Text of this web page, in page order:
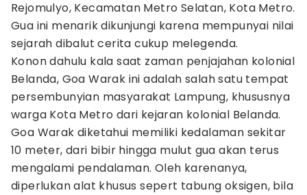
Rejomulyo, Kecamatan Metro Selatan, Kota Metro.
Gua ini menarik dikunjungi karena mempunyai nilai
sejarah dibalut cerita cukup melegenda.
Konon dahulu kala saat zaman penjajahan kolonial
Belanda, Goa Warak ini adalah salah satu tempat
persembunyian masyarakat Lampung, khususnya
warga Kota Metro dari kejaran kolonial Belanda.
Goa Warak diketahui memiliki kedalaman sekitar
10 meter, dari bibir hingga mulut gua akan terus
mengalami pendalaman. Oleh karenanya,
diperlukan alat khusus sepert tabung oksigen, bila